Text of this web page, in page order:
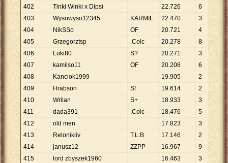
402
Tinki Winki x Dipsi 22.726 6 3 .
403
Wysowyso12345 KARMIL 22.470 3 7.
404
NikSSo OF 20.721 4
.
405
Grzegorztsp .Colc 20.278 8 2.
406
Luki80 S? 20.271 3 6
407
kamilso11 OF 20.208 6
.
408
Kanciok1999 19.905 2 9.
409
Hrabson S! 19.614 2
.
410
Wrilan S+ 18.933 3 6.
411
dada391 .Colc 18.476 5 3.
412
old men 17.823 3
.
413
Relonikiiv T.L.B 17.146 2
.
414
janusz12 ZZPP 16.967 9 1.
415
lord zbyszek1960 16.463 3